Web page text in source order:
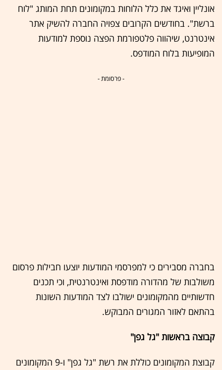
אונליין ואיגד את כלל הלוחות במקומונים תחת המותג "לוח
ברשת". בחודשים הקרובים צפויה החברה להשיק אתר
אינטרנט, שיהווה פלטפורמת הפצה נוספת למודעות
המופיעות בלוח המודפס.
- פרסומת -
בחברה מסבירים כי למפרסמי המודעות יוצעו חבילות פרסום
משולבות של מהדורה מודפסת ואינטרנטית, וכי תכנים
חדשותיים מהמקומונים ישולבו לצד המודעות השונות
בהתאם לאזור המגורים המבוקש.
קבוצה בראשות "גל גפן"
קבוצת המקומונים כוללת את רשת "גל גפן" ו-9 המקומונים